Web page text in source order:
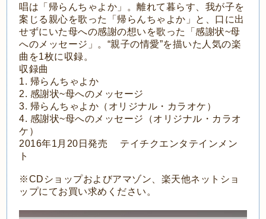
唱は「帰らんちゃよか」。離れて暮らす、我が子を
案じる親心を歌った「帰らんちゃよか」と、口に出
せずにいた母への感謝の想いを歌った「感謝状~母
へのメッセージ」。“親子の情愛”を描いた人気の楽
曲を1枚に収録。
収録曲
1. 帰らんちゃよか
2. 感謝状~母へのメッセージ
3. 帰らんちゃよか（オリジナル・カラオケ）
4. 感謝状~母へのメッセージ（オリジナル・カラオ
ケ）
2016年1月20日発売 テイチクエンタテインメン
ト
※CDショップおよびアマゾン、楽天他ネットショ
ップにてお買い求めください。